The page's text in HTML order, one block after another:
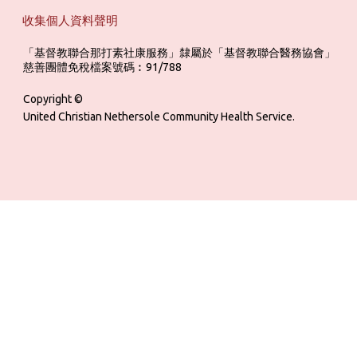
收集個人資料聲明
「基督教聯合那打素社康服務」隸屬於「基督教聯合醫務協會」
慈善團體免稅檔案號碼︰91/788
Copyright ©
United Christian Nethersole Community Health Service.